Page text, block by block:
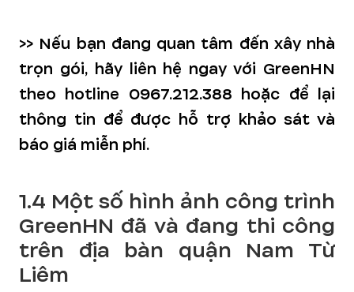
>> Nếu bạn đang quan tâm đến xây nhà
trọn gói, hãy liên hệ ngay với GreenHN
theo hotline 0967.212.388 hoặc để lại
thông tin để được hỗ trợ khảo sát và
báo giá miễn phí.
1.4 Một số hình ảnh công trình
GreenHN đã và đang thi công
trên địa bàn quận Nam Từ
Liêm